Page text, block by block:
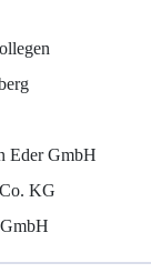
Eder GmbH
KG